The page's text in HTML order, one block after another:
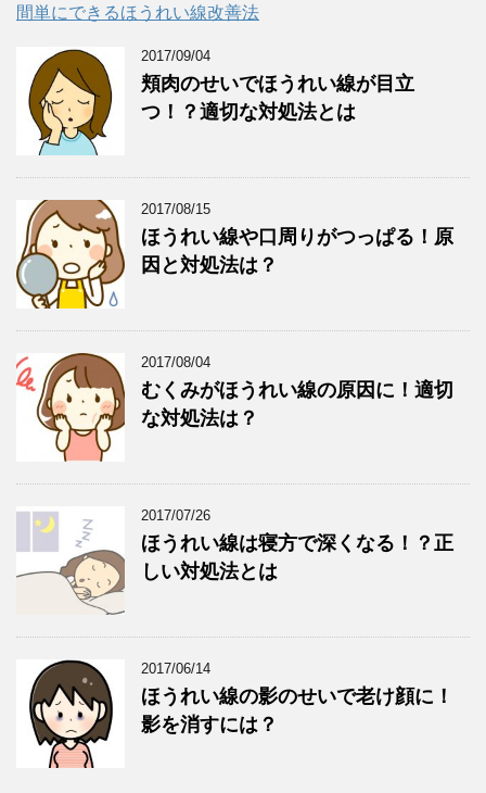
間単にできるほうれい線改善法
2017/09/04
頬肉のせいでほうれい線が目立
つ！？適切な対処法とは
2017/08/15
ほうれい線や口周りがつっぱる！原
因と対処法は？
2017/08/04
むくみがほうれい線の原因に！適切
な対処法は？
2017/07/26
ほうれい線は寝方で深くなる！？正
しい対処法とは
2017/06/14
ほうれい線の影のせいで老け顔に！
影を消すには？